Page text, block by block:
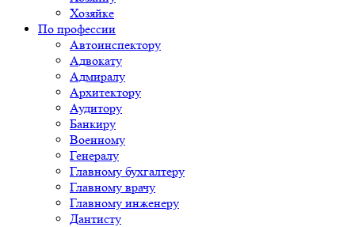
Хозяйке
По профессии
Автоинспектору
Адвокату
Адмиралу
Архитектору
Аудитору
Банкиру
Военному
Генералу
Главному бухгалтеру
Главному врачу
Главному инженеру
Дантисту